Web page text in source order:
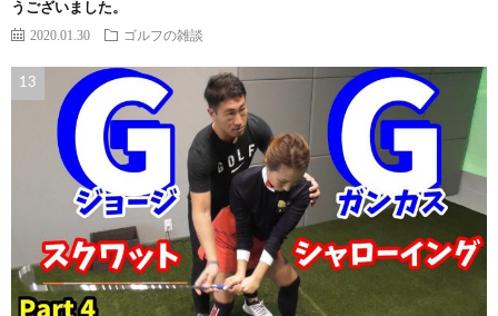
うございました。
2020.01.30 ゴルフの雑談